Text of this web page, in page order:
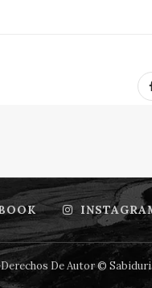
Derechos De Autor ©